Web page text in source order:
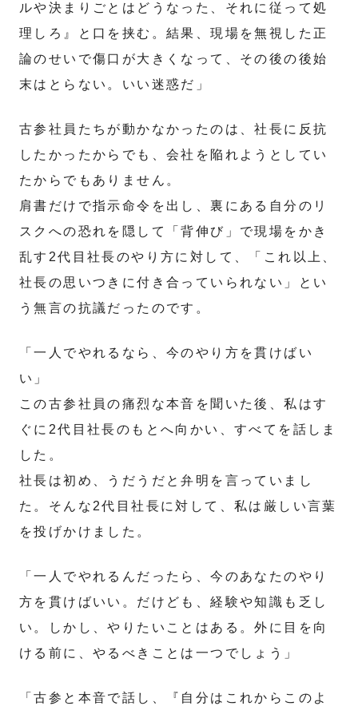
ルや決まりごとはどうなった、それに従って処
理しろ』と口を挟む。結果、現場を無視した正
論のせいで傷口が大きくなって、その後の後始
末はとらない。いい迷惑だ」
古参社員たちが動かなかったのは、社長に反抗
したかったからでも、会社を陥れようとしてい
たからでもありません。
肩書だけで指示命令を出し、裏にある自分のリ
スクへの恐れを隠して「背伸び」で現場をかき
乱す2代目社長のやり方に対して、「これ以上、
社長の思いつきに付き合っていられない」とい
う無言の抗議だったのです。
「一人でやれるなら、今のやり方を貫けばい
い」
この古参社員の痛烈な本音を聞いた後、私はす
ぐに2代目社長のもとへ向かい、すべてを話しま
した。
社長は初め、うだうだと弁明を言っていまし
た。そんな2代目社長に対して、私は厳しい言葉
を投げかけました。
「一人でやれるんだったら、今のあなたのやり
方を貫けばいい。だけども、経験や知識も乏し
い。しかし、やりたいことはある。外に目を向
ける前に、やるべきことは一つでしょう」
「古参と本音で話し、『自分はこれからこのよ